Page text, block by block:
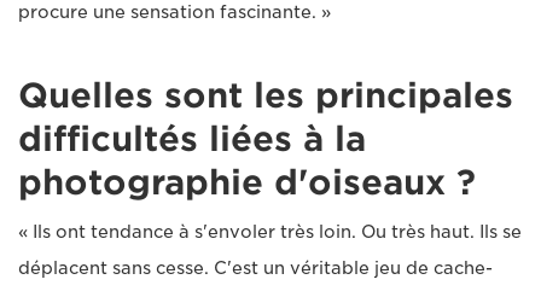
procure une sensation fascinante. »
Quelles sont les principales
difficultés liées à la
photographie d'oiseaux ?
« Ils ont tendance à s'envoler très loin. Ou très haut. Ils se
déplacent sans cesse. C'est un véritable jeu de cache-